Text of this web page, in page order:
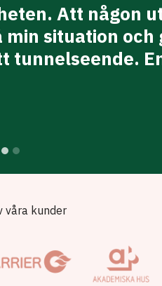
Att någon
situation och
tunnelseende.
våra kunder